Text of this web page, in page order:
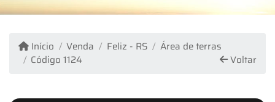
Início Venda Feliz - RS
Área de terras
Código 1124
Voltar